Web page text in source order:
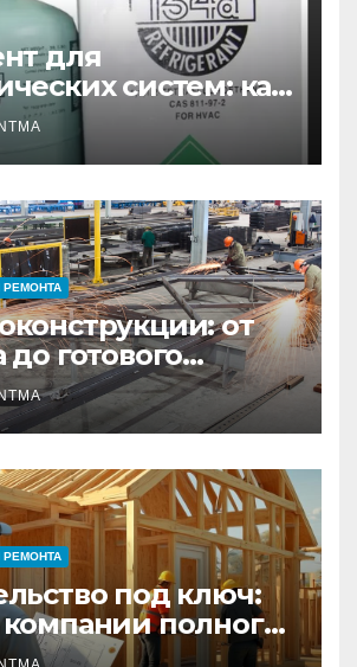
для
систем: как
и купить фреон в
от
до готового
– полный
гид
под ключ:
полного
рынок